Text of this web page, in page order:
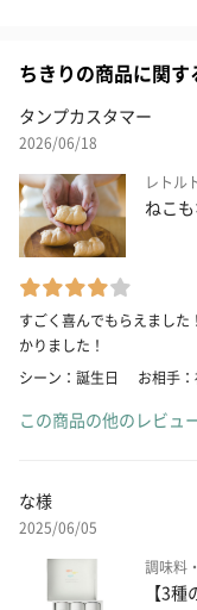
ちきりの商品に関す
タンプカスタマー
2026/06/18
レトル
ねこ
すごく喜んでもらえまし
かりました！
シーン：誕生日
お相手
この商品の他のレビュ
な様
2025/06/05
調味料
【3